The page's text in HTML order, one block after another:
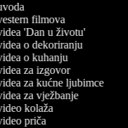
filmova
'Dan u životu'
o dekoriranju
o kuhanju
za izgovor
za kućne ljubimce
za vježbanje
kolaža
priča